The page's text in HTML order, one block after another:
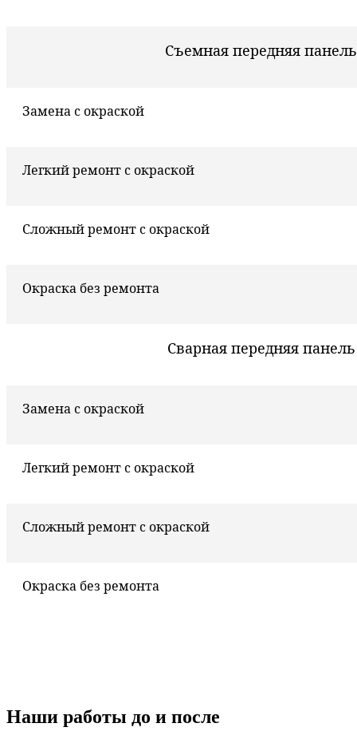
Съемная передняя панель
Замена с окраской
Легкий ремонт с окраской
Сложный ремонт с окраской
Окраска без ремонта
Сварная передняя панель
Замена с окраской
Легкий ремонт с окраской
Сложный ремонт с окраской
Окраска без ремонта
Наши работы до и после